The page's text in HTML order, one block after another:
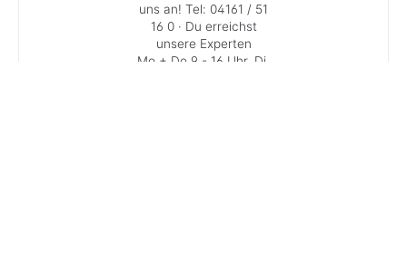
uns an! Tel: 04161 / 51
16 0· Du erreichst
unsere Experten
Mo + Do 9 - 16 Uhr, Di,